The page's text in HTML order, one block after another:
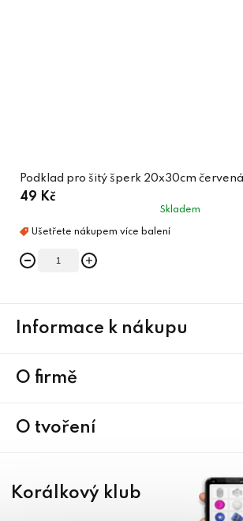
Podklad pro šitý šperk 20x30cm červená
49 Kč
Skladem
Informace k nákupu
O firmě
O tvoření
Korálkový klub